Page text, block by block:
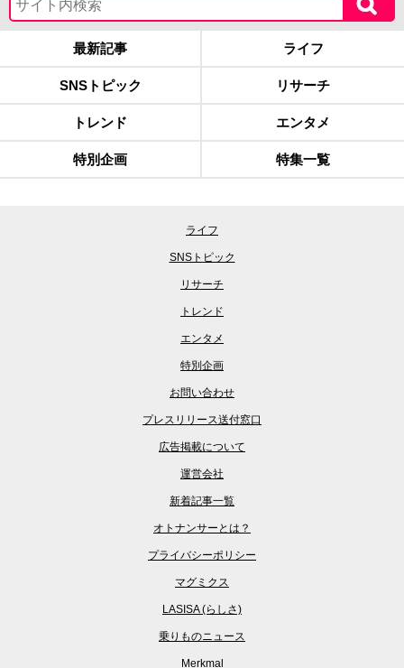
最新記事 ライフ
SNSトピック リサーチ
トレンド エンタメ
特別企画 特集一覧
ライフ
SNSトピック
リサーチ
トレンド
エンタメ
特別企画
お問い合わせ
プレスリリース送付窓口
広告掲載について
運営会社
新着記事一覧
オトナンサーとは？
プライバシーポリシー
マグミクス
LASISA (らしさ)
乗りものニュース
Merkmal